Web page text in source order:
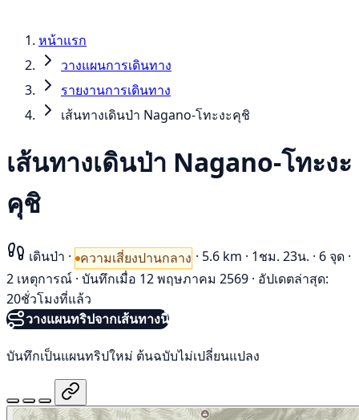
หน้าแรก
วางแผนการเดินทาง
รายงานการเดินทาง
เส้นทางเดินป่า Nagano-โทะงะคุชิ
เส้นทางเดินป่า Nagano-โทะงะ
คุชิ
เดินป่า · ความเสี่ยงปานกลาง · 5.6 km · 1ชม. 23น. · 6 จุด ·
2 เหตุการณ์ · บันทึกเมื่อ 12 พฤษภาคม 2569 · อัปเดตล่าสุด:
20ชั่วโมงที่แล้ว
วางแผนทริปจากเส้นทางนี้
บันทึกเป็นแผนทริปใหม่ ต้นฉบับไม่เปลี่ยนแปลง